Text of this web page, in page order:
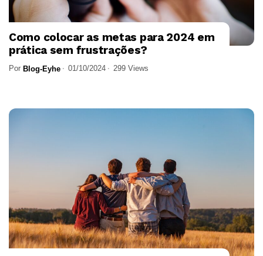
Como colocar as metas para 2024 em
prática sem frustrações?
Por Blog-Eyhe 01/10/2024 299 Views